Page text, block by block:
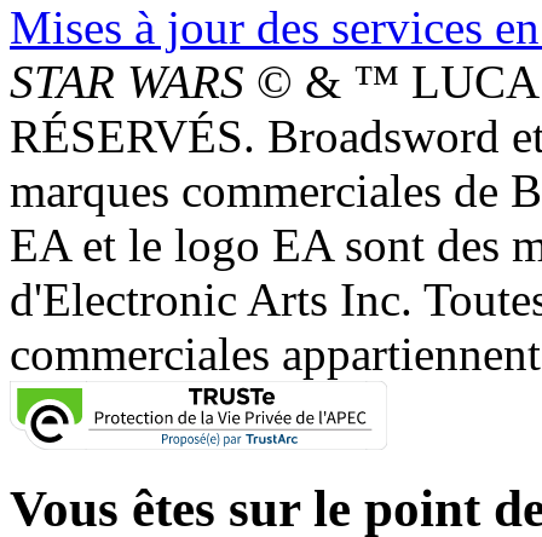
Mises à jour des services
STAR WARS © & ™
RÉSERVÉS. Broadsword
marques commerciales de
EA et le logo EA sont des
d'Electronic Arts Inc.
commerciales
Vous êtes sur le point